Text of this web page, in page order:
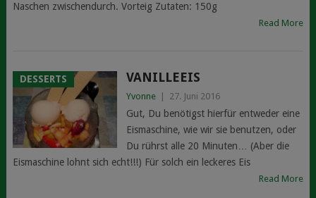
Naschen zwischendurch. Vorteig Zutaten: 150g
Read More
DESSERTS VANILLEEIS
Yvonne 27. Juni 2016
Gut, Du benötigst hierfür entweder eine
Eismaschine, wie wir sie benutzen, oder
Du rührst alle 20 Minuten… (Aber die
Eismaschine lohnt sich echt!!!) Für solch ein leckeres Eis
Read More